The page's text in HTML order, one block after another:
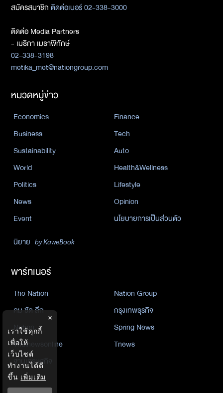
สมัครสมาชิกติดต่อเบอร์ 02-338-3000
ติดต่อ Media Partners
- เมธิกา เมธาพิทักษ์
02-338-3198
metika_met@nationgroup.com
หมวดหมู่ข่าว
Economics
Finance
Business
Tech
Sustainability
Auto
World
Health&Wellness
Politics
Lifestyle
News
Opinion
Event
นโยบายการเป็นส่วนตัว
นิยาย by KaweBook
พาร์ทเนอร์
The Nation
Nation Group
คม ชัด ลึก
กรุงเทพธุรกิจ
Nation
Spring News
Thainewsonline
Tnews
ฐานเศรษฐกิจ
×
เราใช้คุกกี้
เพื่อให้
เว็บไซต์
ทำงานได้ดี
ขึ้น เพิ่มเติม